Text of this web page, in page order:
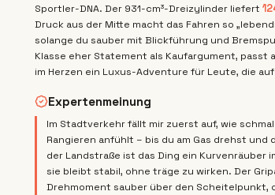
Sportler-DNA. Der 931-cm³-Dreizylinder liefert
Druck aus der Mitte macht das Fahren so
solange du sauber mit Blickführung und
Klasse eher Statement als Kaufargument,
im Herzen ein Luxus-Adventure für Leute, die
Expertenmeinung
Im Stadtverkehr fällt mir zuerst auf, wie
Rangieren anfühlt – bis du am Gas drehst
der Landstraße ist das Ding ein Kurvenräuber
sie bleibt stabil, ohne träge zu wirken. Der
Drehmoment sauber über den Scheitelpunkt,